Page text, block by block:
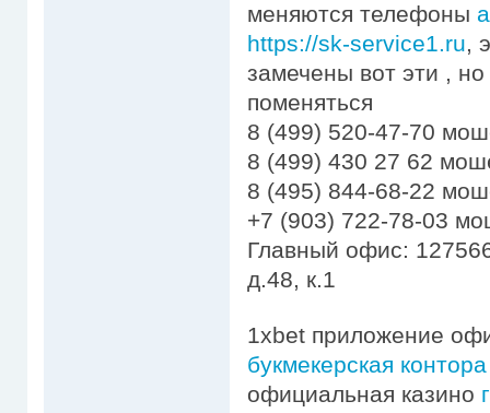
меняются телефоны
https://sk-service1.ru,
замечены вот эти ,
поменяться
8 (499) 520-47-70
8 (499) 430 27 62
8 (495) 844-68-22
+7 (903) 722-78-03
Главный офис:
д.48, к.1
1xbet приложение
букмекерская
официальная казино